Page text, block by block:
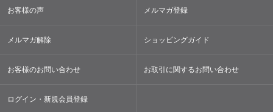
お客様の声 メルマガ登録
メルマガ解除 ショッピングガイド
お客様のお問い合わせ お取引に関するお問い合わせ
ログイン・新規会員登録